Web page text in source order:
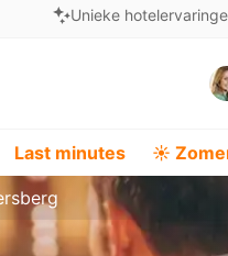
Unieke
Last minutes ☀️